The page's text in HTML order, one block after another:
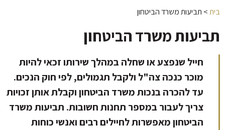
בית> תביעות משרד הביטחון
תביעות משרד הביטחון
חייל שנפצע או שחלה במהלך שירותו זכאי להיות
מוכר כנכה צה"ל ולקבל תגמולים, לפי חוק הנכים.
עד להכרה בנכות משרד הביטחון וקבלת אותן זכויות
צריך לעבור במספר תחנות חשובות. תביעות משרד
הביטחון מאפשרות לחיילים רבים ואנשי כוחות